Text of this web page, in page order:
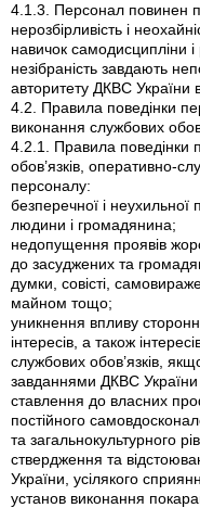
4.1.3. Персонал повинен
нерозбірливість і
навичок самодисципліни і
незібраність завдають
авторитету ДКВС України
4.2. Правила поведінки
виконання службових
4.2.1. Правила поведінки
обов’язків, оперативно-
персоналу:
безперечної і неухильної
людини і громадянина;
недопущення проявів
до засуджених та
думки, совісті,
майном тощо;
уникнення впливу
інтересів, а також
службових обов’язків,
завданнями ДКВС
ставлення до власних
постійного
та загальнокультурного
ствердження та
України, усілякого
установ виконання